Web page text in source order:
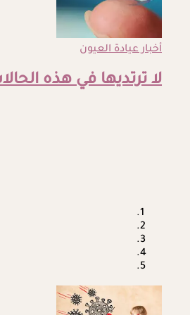
أخبار عيادة العيون
لا ترتديها في هذه